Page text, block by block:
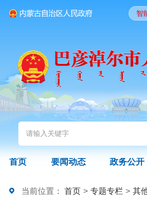
头条 国务院信息
政务动态
图片新闻
政务公开
智
首页 要闻动态 政务公开
当前位置： 首页 > 专题专栏 > 其